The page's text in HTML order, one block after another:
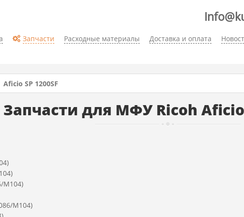
Запчасти Расходные материалы Доставка и оплата
Aficio SP 1200SF
Запчасти для МФУ Ricoh Aficio
M104)
M104)